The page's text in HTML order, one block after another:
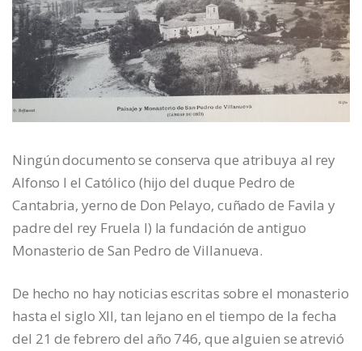
Ningún documento se conserva que atribuya al rey
Alfonso I el Católico (hijo del duque Pedro de
Cantabria, yerno de Don Pelayo, cuñado de Favila y
padre del rey Fruela I) la fundación de antiguo
Monasterio de San Pedro de Villanueva.
De hecho no hay noticias escritas sobre el monasterio
hasta el siglo XII, tan lejano en el tiempo de la fecha
del 21 de febrero del año 746, que alguien se atrevió